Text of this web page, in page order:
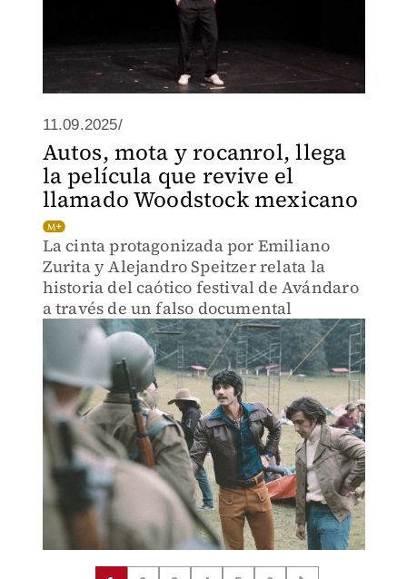
11.09.2025/
Autos, mota y rocanrol, llega
la película que revive el
llamado Woodstock mexicano
La cinta protagonizada por Emiliano
Zurita y Alejandro Speitzer relata la
historia del caótico festival de Avándaro
a través de un falso documental